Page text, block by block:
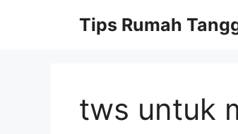
Tips Rumah
tws untuk